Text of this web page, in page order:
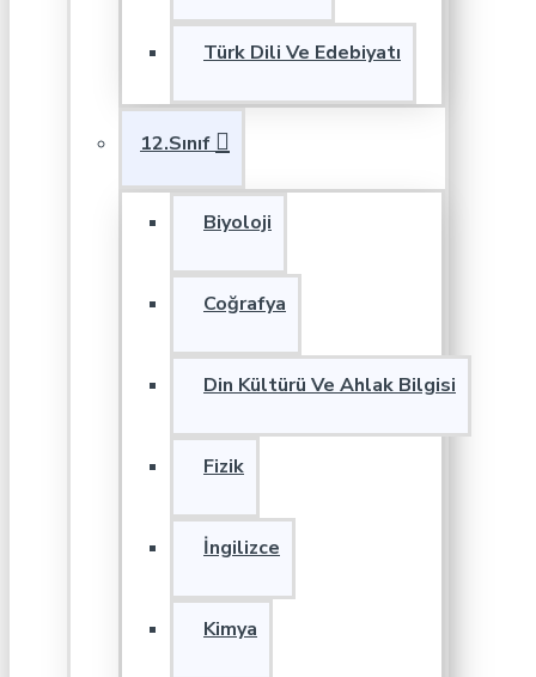
Türk Dili Ve Edebiyatı
12.Sınıf
Biyoloji
Coğrafya
Din Kültürü Ve Ahlak Bilgisi
Fizik
İngilizce
Kimya